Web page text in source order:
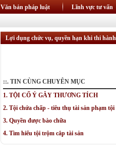
Văn bản pháp luật Lĩnh vực tư vấn
Lợi dụng chức vụ, quyền hạn khi thi
::. TIN CÙNG CHUYÊN MỤC
1. TỘI CỐ Ý GÂY THƯƠNG TÍCH
2. Tội chứa chấp - tiêu thụ tài sản phạm tội
3. Quyền được bào chữa
4. Tìm hiểu tội trộm cắp tài sản